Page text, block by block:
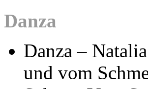
Danza
Danza –
und vom